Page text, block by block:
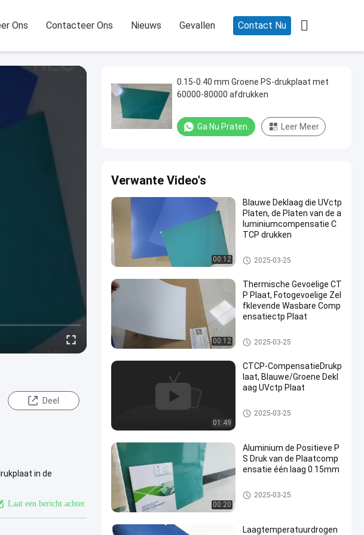
Ons Contacteer Ons Nieuws Gevallen Contact Nu 
Deel
in de
Laat een bericht achter.
0.15-0.40 mm Groene PS-drukplaat met
60000-80000 afdrukken
Ga Nu Praten. Leer Meer
Verwante Video's
00:12
Blauwe Deklaag die UVctp
Platen, de Platen van de a
luminiumcompensatie C
TCP drukken
De Drukplaten van CTCP
2025-03-25
00:12
Thermische Gevoelige CT
P Plaat, Fotogevoelige Zel
fklevende Wasbare Comp
ensatiectp Plaat
Dubbele laagctp Plaat
2025-03-25
01:49
CTCP-CompensatieDrukp
laat, Blauwe/Groene Dekl
aag UVctp Plaat
UVctp Plaat
2025-03-25
00:20
Aluminium de Positieve P
S Druk van de Plaatcomp
ensatie één laag 0.15mm
PS Plaat
2025-03-25
Laagtemperatuurdrogen